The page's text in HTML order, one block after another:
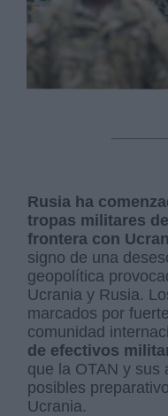
Rusia ha
tropas militares
frontera con
signo de una
geopolítica
Ucrania y Rusia.
marcados por
comunidad
de efectivos
que la OTAN y sus
posibles
Ucrania.